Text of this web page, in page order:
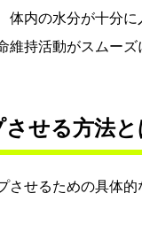
体内の水分が十分
持活動がスムー
せる方法と
せるための具体的